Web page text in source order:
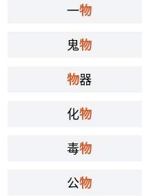
一物
鬼物
物器
化物
毒物
公物